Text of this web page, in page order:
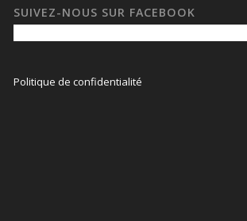
SUIVEZ-NOUS SUR FACEBOOK
Politique de confidentialité